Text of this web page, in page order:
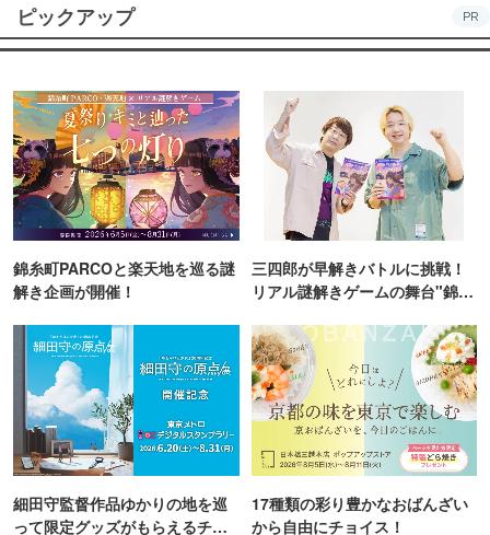
ピックアップ PR
錦糸町PARCOと楽天地を巡る謎
解き企画が開催！
三四郎が早解きバトルに挑戦！
リアル謎解きゲームの舞台"錦糸
細田守監督作品ゆかりの地を巡
って限定グッズがもらえるチャ
17種類の彩り豊かなおばんざい
から自由にチョイス！